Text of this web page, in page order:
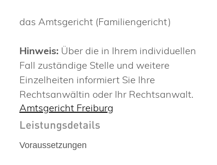
das Amtsgericht (Familiengericht)
Hinweis: Über die in Ihrem individuellen
Fall zuständige Stelle und weitere
Einzelheiten informiert Sie Ihre
Rechtsanwältin oder Ihr Rechtsanwalt.
Amtsgericht Freiburg
Leistungsdetails
Voraussetzungen